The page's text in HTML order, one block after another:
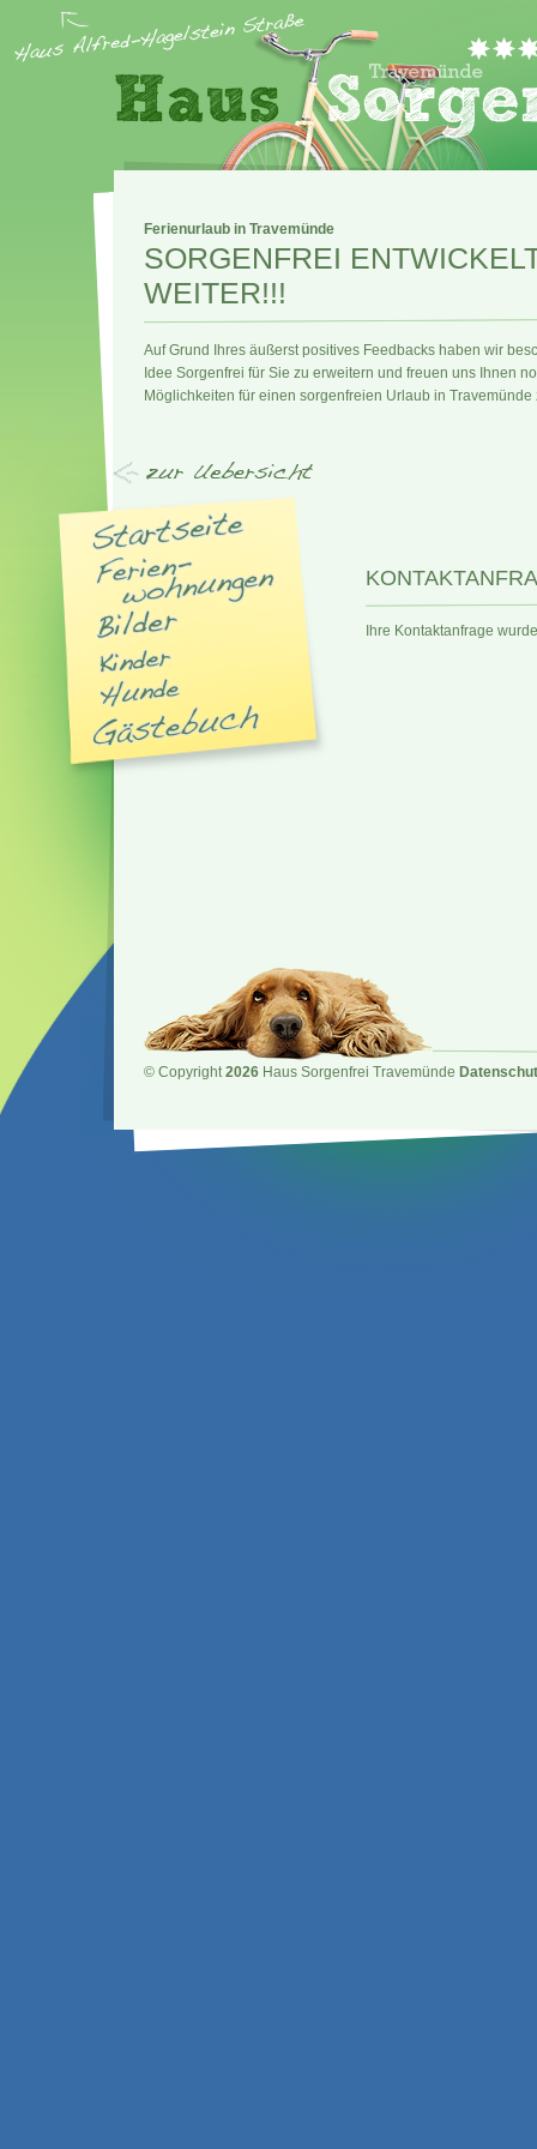
Ferienurlaub in Travemünde
SORGENFREI
WEITER!!!
Auf Grund Ihres äußerst positives Feedbacks haben wir
Idee Sorgenfrei für Sie zu erweitern und freuen uns Ihnen
Möglichkeiten für einen sorgenfreien Urlaub in Travemünde
Ihre Kontaktanfrage
© Copyright2026 Haus Sorgenfrei Travemünde